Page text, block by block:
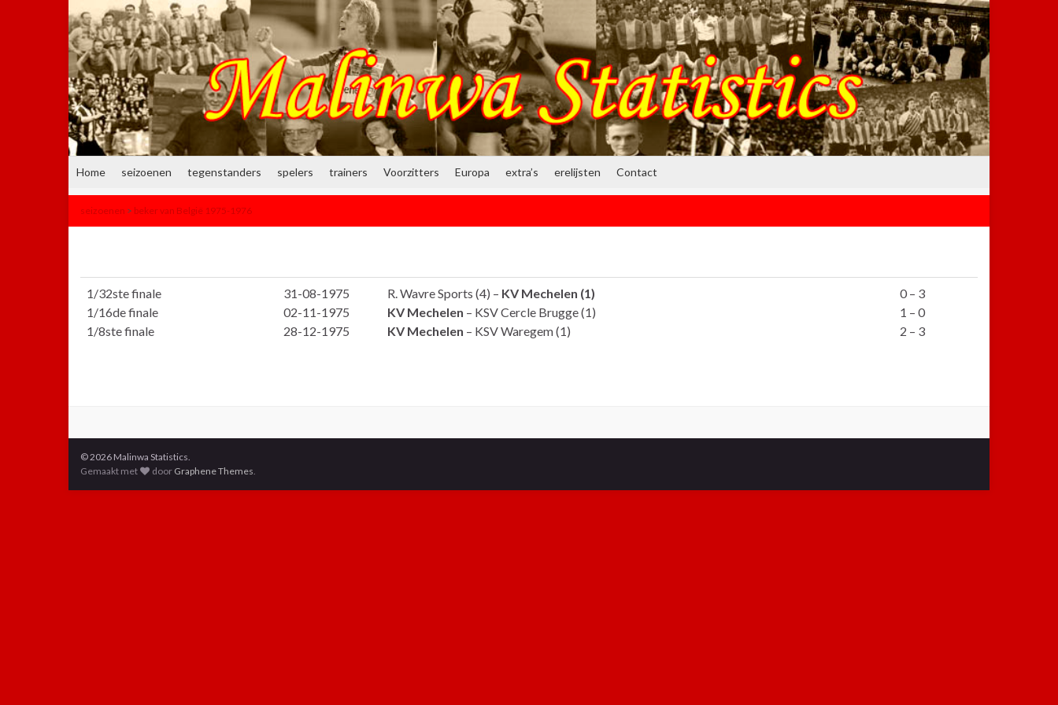
Home seizoenen tegenstanders spelers trainers Voorzitters Europa extra’s erelijsten Contact
seizoenen > beker van België 1975-1976
1/32ste finale
1/16de finale
1/8ste finale
31-08-1975
02-11-1975
28-12-1975
R. Wavre Sports (4) – KV Mechelen (1)
KV Mechelen – KSV Cercle Brugge (1)
KV Mechelen – KSV Waregem (1)
0 – 3
1 – 0
2 – 3
© 2026 Malinwa Statistics.
Gemaakt met
door Graphene Themes.